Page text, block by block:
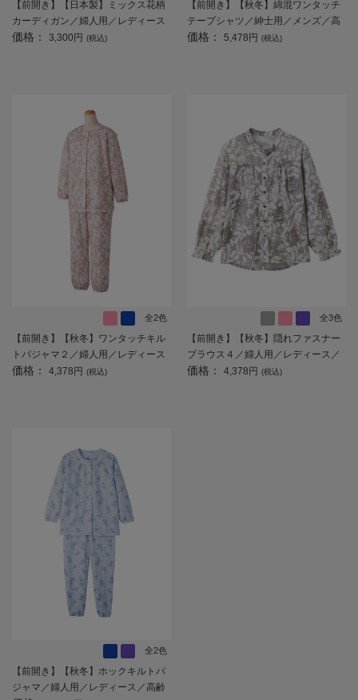
【前開き】【日本製】ミックス花柄
カーディガン／婦人用／レディース
／高齢者／シニア／名前記入欄付／
価格： 3,300円 (税込)
【前開き】【秋冬】綿混ワンタッチ
テープシャツ／紳士用／メンズ／高
齢者／シニア／名前記入欄付／介護
価格： 5,478円 (税込)
全2色
【前開き】【秋冬】ワンタッチキル
トパジャマ２／婦人用／レディース
／高齢者／シニア／寝巻／ギフト／
価格： 4,378円 (税込)
全3色
【前開き】【秋冬】隠れファスナー
ブラウス４／婦人用／レディース／
高齢者／シニア／後ろ長め／名前記
価格： 4,378円 (税込)
全2色
【前開き】【秋冬】ホックキルトパ
ジャマ／婦人用／レディース／高齢